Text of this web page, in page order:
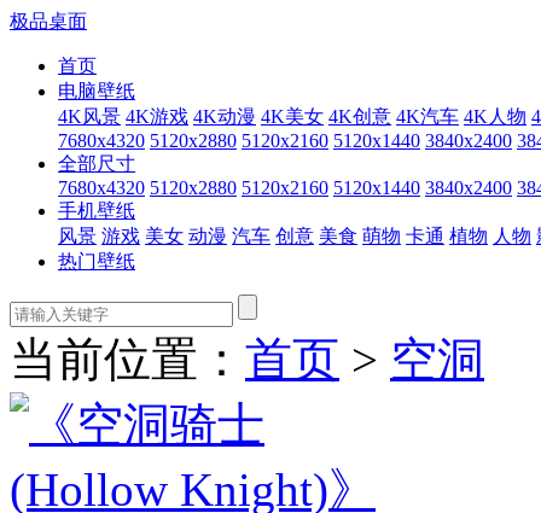
极品桌面
首页
电脑壁纸
4K风景 4K游戏 4K动漫 4K美女 4K创意 4K汽车 4K人物
7680x4320 5120x2880 5120x2160 5120x1440 3840x2400
全部尺寸
7680x4320 5120x2880 5120x2160 5120x1440 3840x2400
手机壁纸
风景 游戏 美女 动漫 汽车 创意 美食 萌物 卡通 植物 人物
热门壁纸
当前位置： 首页 > 空洞